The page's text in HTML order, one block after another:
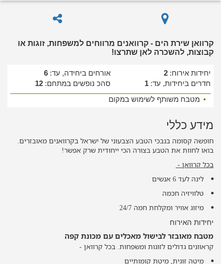
קרוואן שירת הים - קרוואנים מרווחים למשפחות, זוגות או
קבוצות, להשכרה לאן שתרצו!
יחידות אירוח: 2 אורחים ביחידה, עד: 6
חדרים ביחידות, עד: 1 סהכ נופשים במתחם: 12
• מטבח משותף לשימוש במקום
מידע כללי
חופשה קסומה בנבכי הטבע הצבעוני של ישראל בקרוואנים מאובזרים.
בואו לחוות את הטבע בצורה הכי ייחודית שרק אפשר!
בכל קרוואן -
לינה לעד 6 אנשים
טלוויזיה חכמה
מיזוג אוויר ומקלחת חמה 24/7
יחידות האירוח
מטבח מאובזר לבישול מאכלים עם מכונת קפה
קראוונים גדולים לזוגות ומשפחות. בכל קרוואן -
מיטה זוגית, מיטת קומותיים